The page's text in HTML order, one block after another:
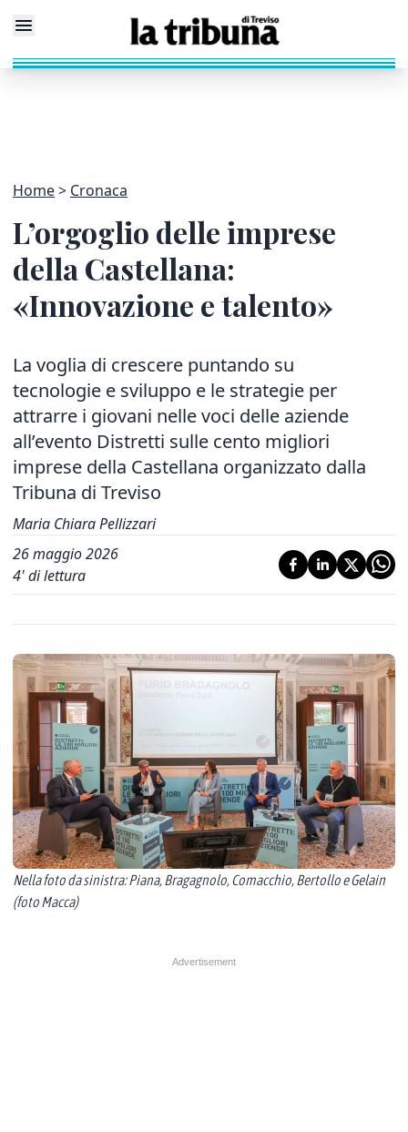
Home Cronaca
L’orgoglio delle imprese
della Castellana:
«Innovazione e talento»
La voglia di crescere puntando su
tecnologie e sviluppo e le strategie per
attrarre i giovani nelle voci delle aziende
all’evento Distretti sulle cento migliori
imprese della Castellana organizzato dalla
Tribuna di Treviso
Maria Chiara Pellizzari
26 maggio 2026
4' di lettura
Nella foto da sinistra: Piana, Bragagnolo, Comacchio, Bertollo e Gelain
(foto Macca)